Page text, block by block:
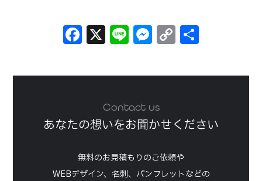
Facebook
X LineMessenger
Copy
Link
Contact us
あなたの想いをお聞かせください
無料のお見積もりのご依頼や
WEBデザイン、名刺、パンフレットなどの